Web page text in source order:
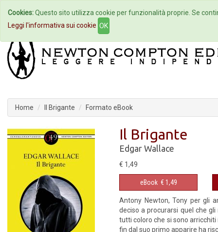
Home Autori Eventi
Home Il Brigante Formato eBook
Il Brigante
Edgar Wallace
€ 1,49
eBook € 1,49
Antony Newton, Tony per gli
deciso a procurarsi quel che
tutti coloro che si sono
fin dal suo primo apparire ha
Cookies:Questo sito utilizza cookie per funzionalità proprie. Se
Leggi l'informativa sui cookie OK